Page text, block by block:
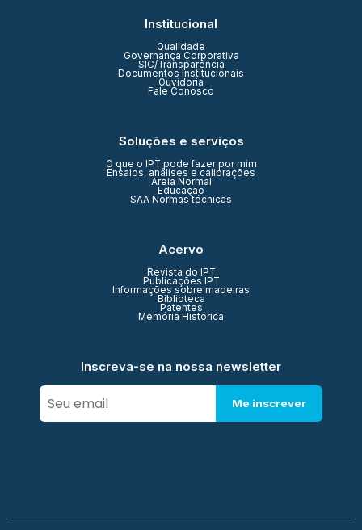
Institucional
Qualidade
Governança Corporativa
SIC/Transparência
Documentos Institucionais
Ouvidoria
Fale Conosco
Soluções e serviços
O que o IPT pode fazer por mim
Ensaios, análises e calibrações
Areia Normal
Educação
SAA Normas técnicas
Acervo
Revista do IPT
Publicações IPT
Informações sobre madeiras
Biblioteca
Patentes
Memória Histórica
Inscreva-se na nossa newsletter
Me inscrever